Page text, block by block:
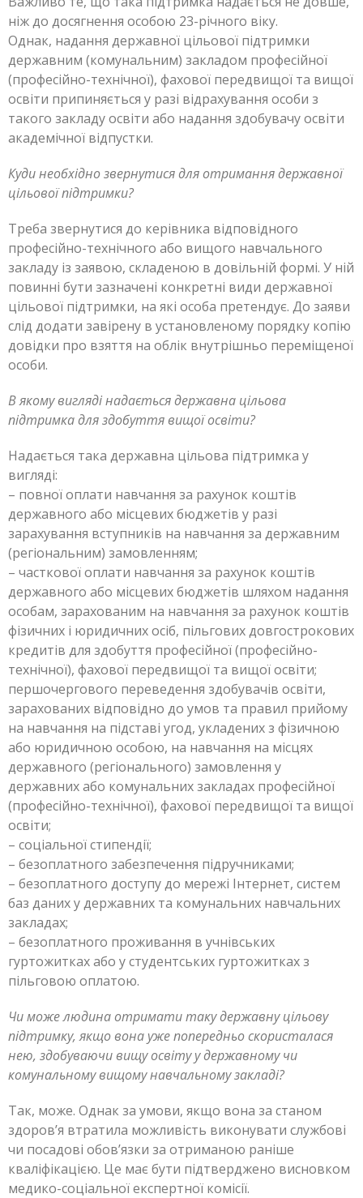
ніж до досягнення особою 23-річного віку.
Однак, надання державної цільової підтримки
державним (комунальним) закладом професійної
(професійно-технічної), фахової передвищої та вищої
освіти припиняється у разі відрахування особи з
такого закладу освіти або надання здобувачу освіти
академічної відпустки.
Куди необхідно звернутися для отримання державної
цільової підтримки?
Треба звернутися до керівника відповідного
професійно-технічного або вищого навчального
закладу із заявою, складеною в довільній формі. У ній
повинні бути зазначені конкретні види державної
цільової підтримки, на які особа претендує. До заяви
слід додати завірену в установленому порядку копію
довідки про взяття на облік внутрішньо переміщеної
особи.
В якому вигляді надається державна цільова
підтримка для здобуття вищої освіти?
Надається така державна цільова підтримка у
вигляді:
– повної оплати навчання за рахунок коштів
державного або місцевих бюджетів у разі
зарахування вступників на навчання за державним
(регіональним) замовленням;
– часткової оплати навчання за рахунок коштів
державного або місцевих бюджетів шляхом надання
особам, зарахованим на навчання за рахунок коштів
фізичних і юридичних осіб, пільгових довгострокових
кредитів для здобуття професійної (професійно-
технічної), фахової передвищої та вищої освіти;
першочергового переведення здобувачів освіти,
зарахованих відповідно до умов та правил прийому
на навчання на підставі угод, укладених з фізичною
або юридичною особою, на навчання на місцях
державного (регіонального) замовлення у
державних або комунальних закладах професійної
(професійно-технічної), фахової передвищої та вищої
освіти;
– соціальної стипендії;
– безоплатного забезпечення підручниками;
– безоплатного доступу до мережі Інтернет, систем
баз даних у державних та комунальних навчальних
закладах;
– безоплатного проживання в учнівських
гуртожитках або у студентських гуртожитках з
пільговою оплатою.
Чи може людина отримати таку державну цільову
підтримку, якщо вона уже попередньо скористалася
нею, здобуваючи вищу освіту у державному чи
комунальному вищому навчальному закладі?
Так, може. Однак за умови, якщо вона за станом
здоров’я втратила можливість виконувати службові
чи посадові обов’язки за отриманою раніше
кваліфікацією. Це має бути підтверджено висновком
медико-соціальної експертної комісії.